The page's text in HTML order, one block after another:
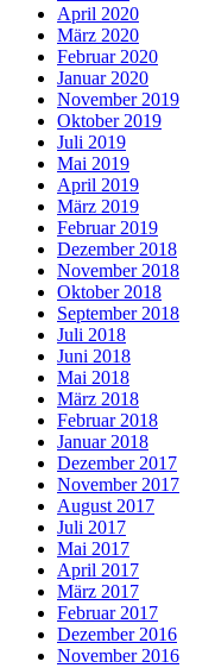
April 2020
März 2020
Februar 2020
Januar 2020
November 2019
Oktober 2019
Juli 2019
Mai 2019
April 2019
März 2019
Februar 2019
Dezember 2018
November 2018
Oktober 2018
September 2018
Juli 2018
Juni 2018
Mai 2018
März 2018
Februar 2018
Januar 2018
Dezember 2017
November 2017
August 2017
Juli 2017
Mai 2017
April 2017
März 2017
Februar 2017
Dezember 2016
November 2016